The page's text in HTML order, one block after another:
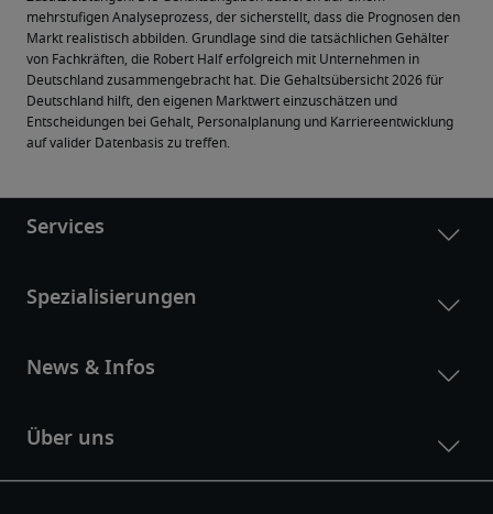
mehrstufigen Analyseprozess, der sicherstellt, dass die Prognosen den
Markt realistisch abbilden. Grundlage sind die tatsächlichen Gehälter
von Fachkräften, die Robert Half erfolgreich mit Unternehmen in
Deutschland zusammengebracht hat. Die Gehaltsübersicht 2026 für
Deutschland hilft, den eigenen Marktwert einzuschätzen und
Entscheidungen bei Gehalt, Personalplanung und Karriereentwicklung
auf valider Datenbasis zu treffen.